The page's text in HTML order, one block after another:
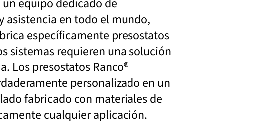
equipo dedicado de
asistencia en todo el mundo,
específicamente presostatos
sistemas requieren una solución
Los presostatos Ranco®
personalizado en un
fabricado con materiales de
cualquier aplicación.